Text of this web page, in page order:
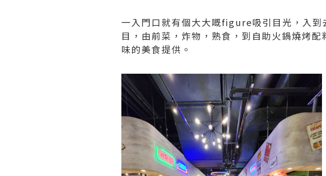
一入門口就有個大大嘅figure吸引目光，入
目，由前菜，炸物，熟食，到自助火鍋燒烤
味的美食提供。